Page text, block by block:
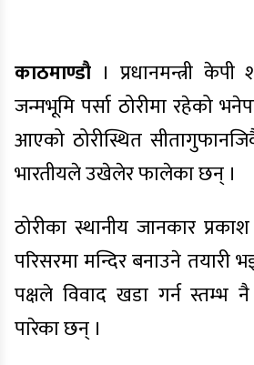
काठमाण्डौ । प्रधानमन्त्री
जन्मभूमि पर्सा ठोरीमा रहेको
आएको ठोरीस्थित
भारतीयले उखेलेर फालेका छन् ।
ठोरीका स्थानीय जानकार
परिसरमा मन्दिर बनाउने तयारी
पक्षले विवाद खडा गर्न स्तम्भ
पारेका छन् ।